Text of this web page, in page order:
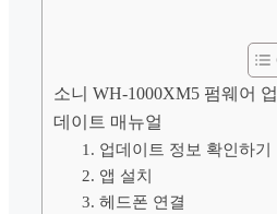
소니 WH-1000XM5 펌웨어 업
데이트 매뉴얼
1. 업데이트 정보 확인하기
2. 앱 설치
3. 헤드폰 연결